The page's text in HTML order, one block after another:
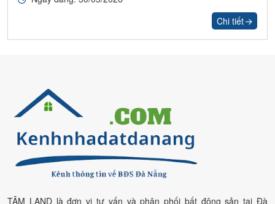
Chi tiết
TÂM LAND là đơn vị tư vấn và phân phối bất động sản tại Đà